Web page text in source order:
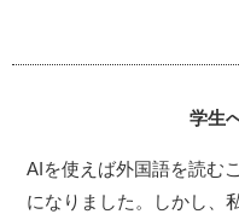
学生
AIを使えば外国語を読む
になりました。しかし、